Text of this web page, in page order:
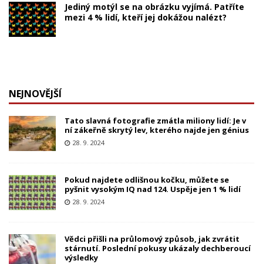
Jediný motýl se na obrázku vyjímá. Patříte
mezi 4 % lidí, kteří jej dokážou nalézt?
NEJNOVĚJŠÍ
Tato slavná fotografie zmátla miliony lidí: Je v
ní zákeřně skrytý lev, kterého najde jen génius
28. 9. 2024
Pokud najdete odlišnou kočku, můžete se
pyšnit vysokým IQ nad 124. Uspěje jen 1 % lidí
28. 9. 2024
Vědci přišli na průlomový způsob, jak zvrátit
stárnutí. Poslední pokusy ukázaly dechberoucí
výsledky